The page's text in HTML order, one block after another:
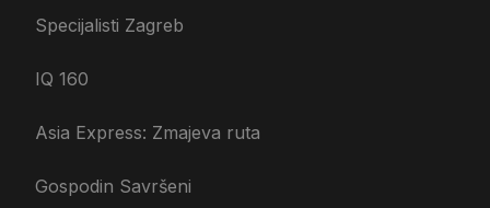
Specijalisti Zagreb
IQ 160
Asia Express: Zmajeva ruta
Gospodin Savršeni